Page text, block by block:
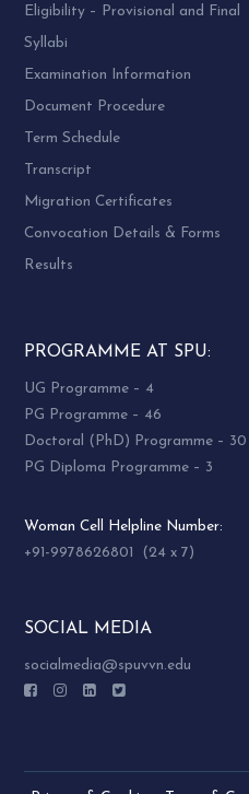
Eligibility – Provisional and Final
Syllabi
Examination Information
Document Procedure
Term Schedule
Transcript
Migration Certificates
Convocation Details & Forms
Results
PROGRAMME AT SPU:
UG Programme – 4
PG Programme – 46
Doctoral (PhD) Programme – 30
PG Diploma Programme – 3
Woman Cell Helpline Number:
+91-9978626801 (24 x 7)
SOCIAL MEDIA
socialmedia@spuvvn.edu